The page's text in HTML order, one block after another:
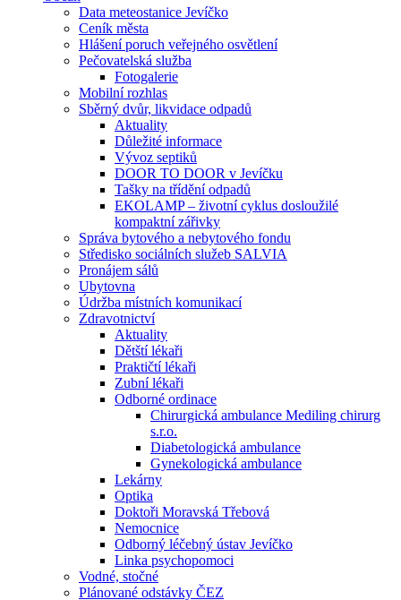
Data meteostanice Jevíčko
Ceník města
Hlášení poruch veřejného osvětlení
Pečovatelská služba
Fotogalerie
Mobilní rozhlas
Sběrný dvůr, likvidace odpadů
Aktuality
Důležité informace
Vývoz septiků
DOOR TO DOOR v Jevíčku
Tašky na třídění odpadů
EKOLAMP – životní cyklus dosloužilé
kompaktní zářivky
Správa bytového a nebytového fondu
Středisko sociálních služeb SALVIA
Pronájem sálů
Ubytovna
Údržba místních komunikací
Zdravotnictví
Aktuality
Dětští lékaři
Praktičtí lékaři
Zubní lékaři
Odborné ordinace
Chirurgická ambulance Mediling chirurg
s.r.o.
Diabetologická ambulance
Gynekologická ambulance
Lekárny
Optika
Doktoři Moravská Třebová
Nemocnice
Odborný léčebný ústav Jevíčko
Linka psychopomoci
Vodné, stočné
Plánované odstávky ČEZ